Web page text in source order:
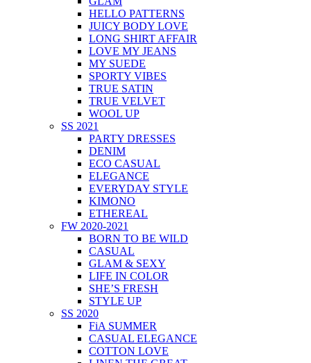
HELLO PATTERNS
JUICY BODY LOVE
LONG SHIRT AFFAIR
LOVE MY JEANS
MY SUEDE
SPORTY VIBES
TRUE SATIN
TRUE VELVET
WOOL UP
SS 2021
PARTY DRESSES
DENIM
ECO CASUAL
ELEGANCE
EVERYDAY STYLE
KIMONO
ETHEREAL
FW 2020-2021
BORN TO BE WILD
CASUAL
GLAM & SEXY
LIFE IN COLOR
SHE’S FRESH
STYLE UP
SS 2020
FiA SUMMER
CASUAL ELEGANCE
COTTON LOVE